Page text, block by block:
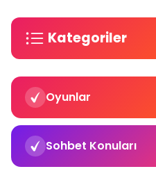
Kategoriler
Oyunlar
Sohbet Konuları